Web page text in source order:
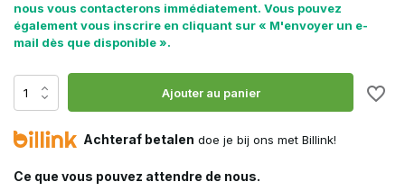
nous vous contacterons immédiatement. Vous pouvez
également vous inscrire en cliquant sur « M'envoyer un e-
mail dès que disponible ».
Ajouter au panier
Achteraf betalen doe je bij ons met Billink!
Ce que vous pouvez attendre de nous.